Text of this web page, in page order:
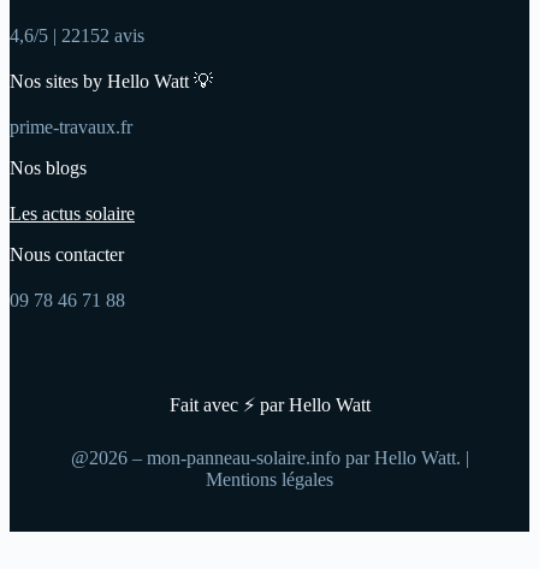
4,6/5 | 22152 avis
Nos sites by Hello Watt 💡
prime-travaux.fr
Nos blogs
Les actus solaire
Nous contacter
09 78 46 71 88
Fait avec ⚡ par Hello Watt
@2026 – mon-panneau-solaire.info par Hello Watt. |
Mentions légales